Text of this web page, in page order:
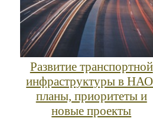
Развитие транспортной
инфраструктуры в
планы, приоритеты и
новые проекты